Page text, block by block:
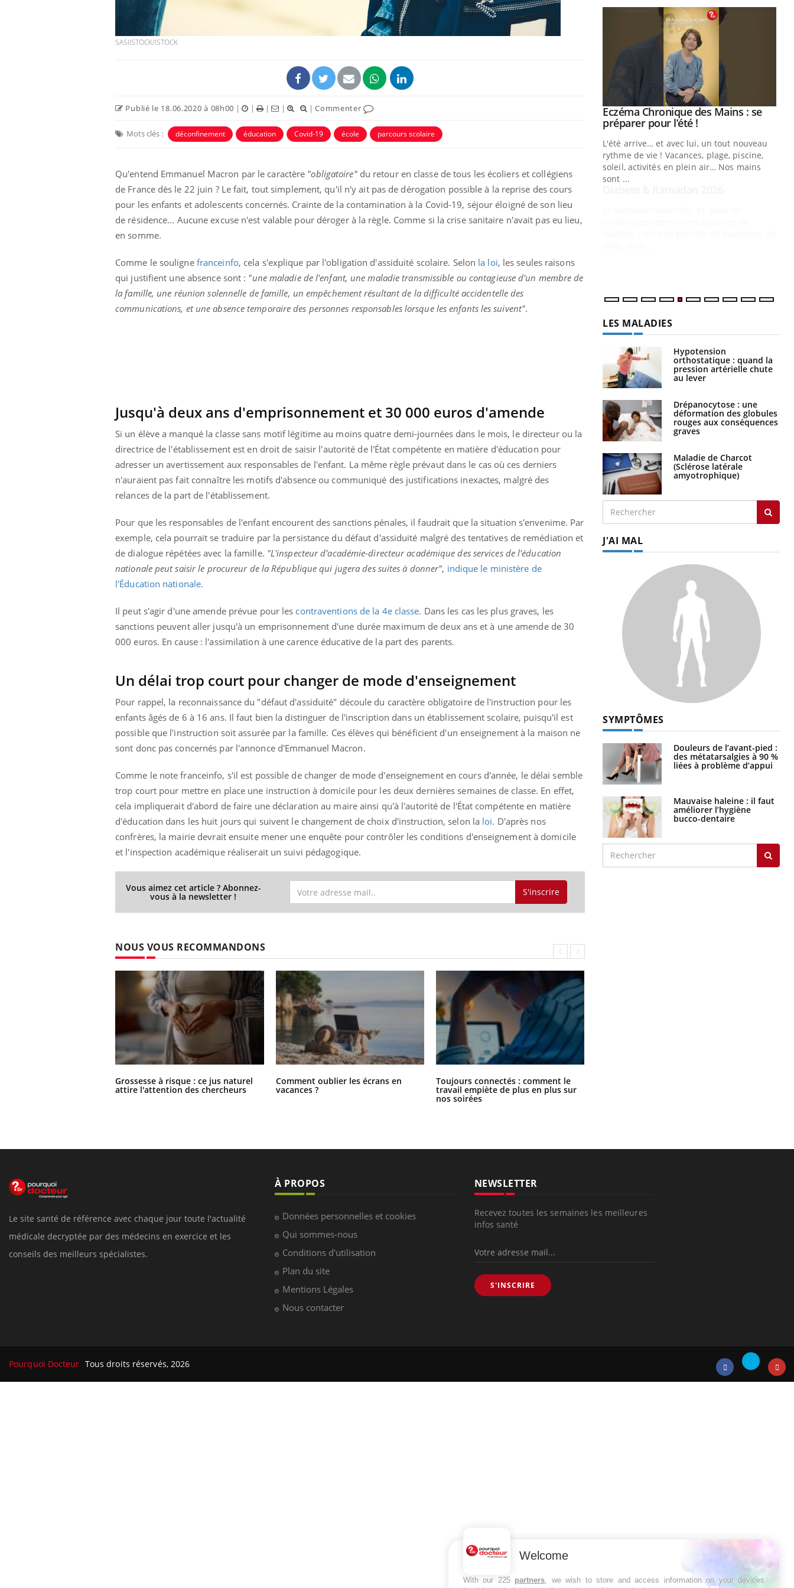
SASIISTOCK/ISTOCK
Publié le 18.06.2020 à 08h00 | | | | |Commenter
Mots clés : déconfinement éducation Covid-19 école parcours scolaire
Qu'entend Emmanuel Macron par le caractère "obligatoire"du retour en classe de tous les écoliers et collégiens
de France dès le 22 juin ? Le fait, tout simplement, qu'il n'y ait pas de dérogation possible à la reprise des cours
pour les enfants et adolescents concernés. Crainte de la contamination à la Covid-19, séjour éloigné de son lieu
de résidence... Aucune excuse n'est valable pour déroger à la règle. Comme si la crise sanitaire n'avait pas eu lieu,
en somme.
Comme le souligne franceinfo, cela s'explique par l'obligation d'assiduité scolaire. Selon la loi, les seules raisons
qui justifient une absence sont : "une maladie de l'enfant, une maladie transmissible ou contagieuse d'un membre de
la famille, une réunion solennelle de famille, un empêchement résultant de la difficulté accidentelle des
communications, et une absence temporaire des personnes responsables lorsque les enfants les suivent".
Jusqu'à deux ans d'emprisonnement et 30 000 euros d'amende
Si un élève a manqué la classe sans motif légitime au moins quatre demi-journées dans le mois, le directeur ou la
directrice de l'établissement est en droit de saisir l'autorité de l'État compétente en matière d'éducation pour
adresser un avertissement aux responsables de l'enfant. La même règle prévaut dans le cas où ces derniers
n'auraient pas fait connaître les motifs d'absence ou communiqué des justifications inexactes, malgré des
relances de la part de l'établissement.
Pour que les responsables de l'enfant encourent des sanctions pénales, il faudrait que la situation s'envenime. Par
exemple, cela pourrait se traduire par la persistance du défaut d'assiduité malgré des tentatives de remédiation et
de dialogue répétées avec la famille. "L'inspecteur d'académie-directeur académique des services de l'éducation
nationale peut saisir le procureur de la République qui jugera des suites à donner", indique le ministère de
l'Éducation nationale.
Il peut s'agir d'une amende prévue pour les contraventions de la 4e classe. Dans les cas les plus graves, les
sanctions peuvent aller jusqu'à un emprisonnement d'une durée maximum de deux ans et à une amende de 30
000 euros. En cause : l'assimilation à une carence éducative de la part des parents.
Un délai trop court pour changer de mode d'enseignement
Pour rappel, la reconnaissance du "défaut d'assiduité" découle du caractère obligatoire de l'instruction pour les
enfants âgés de 6 à 16 ans. Il faut bien la distinguer de l'inscription dans un établissement scolaire, puisqu'il est
possible que l'instruction soit assurée par la famille. Ces élèves qui bénéficient d'un enseignement à la maison ne
sont donc pas concernés par l'annonce d'Emmanuel Macron.
Comme le note franceinfo, s'il est possible de changer de mode d'enseignement en cours d'année, le délai semble
trop court pour mettre en place une instruction à domicile pour les deux dernières semaines de classe. En effet,
cela impliquerait d'abord de faire une déclaration au maire ainsi qu'à l'autorité de l'État compétente en matière
d'éducation dans les huit jours qui suivent le changement de choix d'instruction, selon la loi. D'après nos
confrères, la mairie devrait ensuite mener une enquête pour contrôler les conditions d'enseignement à domicile
et l'inspection académique réaliserait un suivi pédagogique.
Vous aimez cet article ? Abonnez-
vous à la newsletter ! S'inscrire
NOUS VOUS RECOMMANDONS
Grossesse à risque : ce jus naturel
attire l'attention des chercheurs
Comment oublier les écrans en
vacances ?
Toujours connectés : comment le
travail empiète de plus en plus sur
nos soirées
Carence en fer : comprendre pour
Fatigue, irritabilité, brouillard mental ou
Youtube
Insuline & Charge mentale : et si on
osait en parler??
En 2026, l'insuline dans le diabète de type 2
préparer pour l’été !
L'été arrive… et avec lui, un tout nouveau
sont ...
Youtube
Diabète & Ramadan 2026Youtube
Le Ramadan approche, et, pour de
nombreuses personnes atteintes de
diabète, c'est une période de questions, de
défis, mais ...
LES MALADIES
Hypotension
orthostatique : quand la
pression artérielle chute
au lever
Drépanocytose : une
déformation des globules
rouges aux conséquences
graves
Maladie de Charcot
(Sclérose latérale
amyotrophique)
J'AI MAL
SYMPTÔMES
Douleurs de l’avant-pied :
des métatarsalgies à 90 %
liées à problème d’appui
Mauvaise haleine : il faut
améliorer l’hygiène
bucco-dentaire
Le site santé de référence avec chaque jour toute l'actualité
médicale decryptée par des médecins en exercice et les
conseils des meilleurs spécialistes.
À PROPOS
Données personnelles et cookies
Qui sommes-nous
Conditions d'utilisation
Plan du site
Mentions Légales
Nous contacter
NEWSLETTER
Recevez toutes les semaines les meilleures
infos santé
S'INSCRIRE
Pourquoi Docteur Tous droits réservés, 2026
Facebook
Twitter
Welcome
With our 225 partners, we wish to store and access information on your devices